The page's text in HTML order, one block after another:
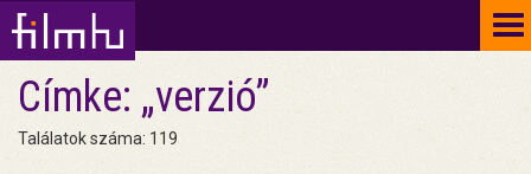
Címke: „verzió”
Találatok száma: 119